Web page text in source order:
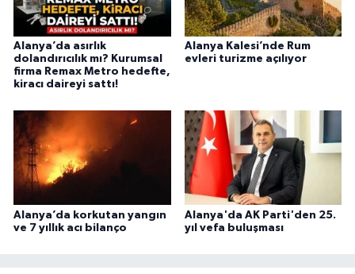
Alanya’da asırlık
dolandırıcılık mı? Kurumsal
firma Remax Metro hedefte,
kiracı daireyi sattı!
Alanya Kalesi’nde Rum
evleri turizme açılıyor
Alanya’da korkutan yangın
ve 7 yıllık acı bilanço
Alanya'da AK Parti'den 25.
yıl vefa buluşması